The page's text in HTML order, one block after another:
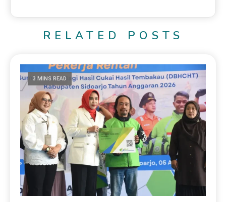
RELATED POSTS
3 MINS READ